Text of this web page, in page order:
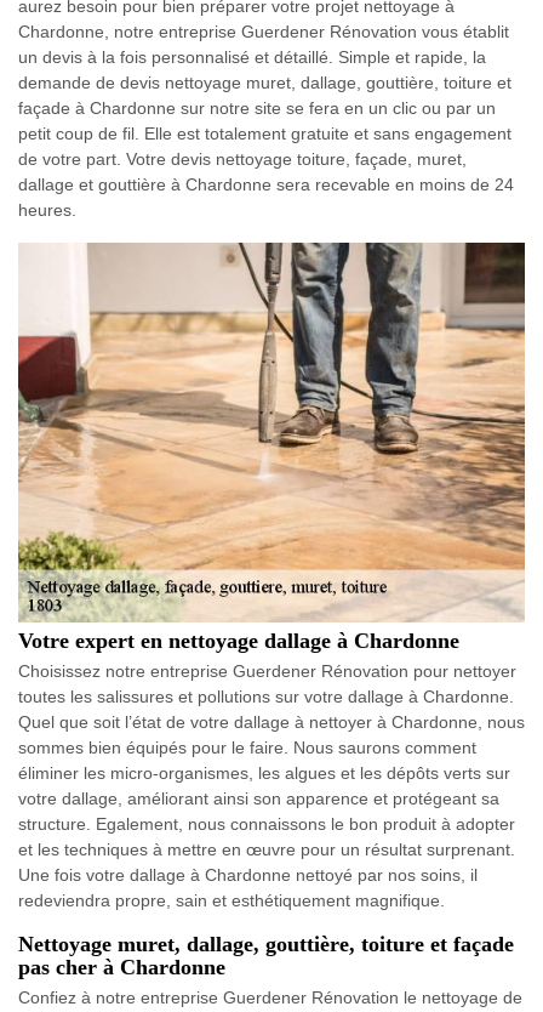
aurez besoin pour bien préparer votre projet nettoyage à
Chardonne, notre entreprise Guerdener Rénovation vous établit
un devis à la fois personnalisé et détaillé. Simple et rapide, la
demande de devis nettoyage muret, dallage, gouttière, toiture et
façade à Chardonne sur notre site se fera en un clic ou par un
petit coup de fil. Elle est totalement gratuite et sans engagement
de votre part. Votre devis nettoyage toiture, façade, muret,
dallage et gouttière à Chardonne sera recevable en moins de 24
heures.
Votre expert en nettoyage dallage à Chardonne
Choisissez notre entreprise Guerdener Rénovation pour nettoyer
toutes les salissures et pollutions sur votre dallage à Chardonne.
Quel que soit l’état de votre dallage à nettoyer à Chardonne, nous
sommes bien équipés pour le faire. Nous saurons comment
éliminer les micro-organismes, les algues et les dépôts verts sur
votre dallage, améliorant ainsi son apparence et protégeant sa
structure. Egalement, nous connaissons le bon produit à adopter
et les techniques à mettre en œuvre pour un résultat surprenant.
Une fois votre dallage à Chardonne nettoyé par nos soins, il
redeviendra propre, sain et esthétiquement magnifique.
Nettoyage muret, dallage, gouttière, toiture et façade
pas cher à Chardonne
Confiez à notre entreprise Guerdener Rénovation le nettoyage de